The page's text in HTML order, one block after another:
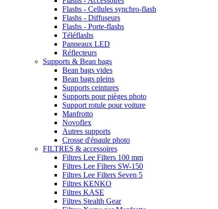
Flashs - Cellules synchro-flash
Flashs - Diffuseurs
Flashs - Porte-flashs
Téléflashs
Panneaux LED
Réflecteurs
Supports & Bean bags
Bean bags vides
Bean bags pleins
Supports ceintures
Supports pour pièges photo
Support rotule pour voiture
Manfrotto
Novoflex
Autres supports
Crosse d'épaule photo
FILTRES & accessoires
Filtres Lee Filters 100 mm
Filtres Lee Filters SW-150
Filtres Lee Filters Seven 5
Filtres KENKO
Filtres KASE
Filtres Stealth Gear